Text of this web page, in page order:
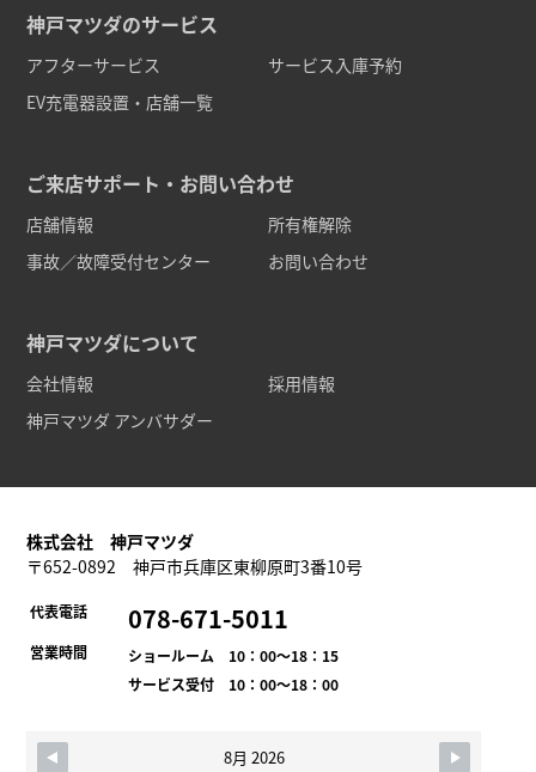
神戸マツダのサービス
アフターサービス
サービス入庫予約
EV充電器設置・店舗一覧
ご来店サポート・お問い合わせ
店舗情報
所有権解除
事故／故障受付センター
お問い合わせ
神戸マツダについて
会社情報
採用情報
神戸マツダ アンバサダー
株式会社 神戸マツダ
〒652-0892 神戸市兵庫区東柳原町3番10号
代表電話 078-671-5011
営業時間
ショールーム 10：00～18：15
サービス受付 10：00～18：00
8月 2026